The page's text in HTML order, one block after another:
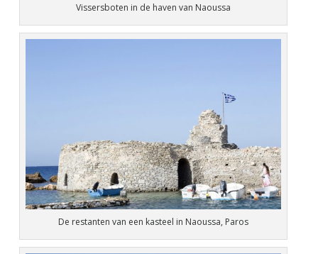
Vissersboten in de haven van Naoussa
De restanten van een kasteel in Naoussa, Paros